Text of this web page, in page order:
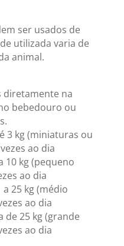
ser usados de
utilizada varia de
animal.
diretamente na
bebedouro ou
3 kg (miniaturas ou
ao dia
10 kg (pequeno
ao dia
25 kg (médio
ao dia
de 25 kg (grande
ao dia